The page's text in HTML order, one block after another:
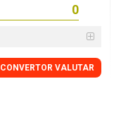
CONVERTOR VALUTAR